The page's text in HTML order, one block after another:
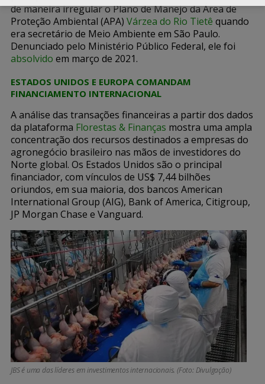
de maneira irregular o Plano de Manejo da Área de
Proteção Ambiental (APA) Várzea do Rio Tietê quando
era secretário de Meio Ambiente em São Paulo.
Denunciado pelo Ministério Público Federal, ele foi
absolvido em março de 2021.
ESTADOS UNIDOS E EUROPA COMANDAM
FINANCIAMENTO INTERNACIONAL
A análise das transações financeiras a partir dos dados
da plataforma Florestas & Finanças mostra uma ampla
concentração dos recursos destinados a empresas do
agronegócio brasileiro nas mãos de investidores do
Norte global. Os Estados Unidos são o principal
financiador, com vínculos de US$ 7,44 bilhões
oriundos, em sua maioria, dos bancos American
International Group (AIG), Bank of America, Citigroup,
JP Morgan Chase e Vanguard.
JBS é uma das líderes em investimentos internacionais. (Foto: Divulgação)